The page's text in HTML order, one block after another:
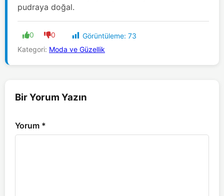
pudraya doğal.
0 0 Görüntüleme: 73
Kategori: Moda ve Güzellik
Bir Yorum Yazın
Yorum *